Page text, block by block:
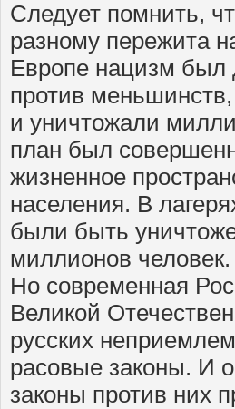
Следует помнить,
разному пережита
Европе нацизм был
против
и уничтожали
план был
жизненное
населения. В
были быть
миллионов
Но современная
Великой
русских
расовые законы. И
законы против них